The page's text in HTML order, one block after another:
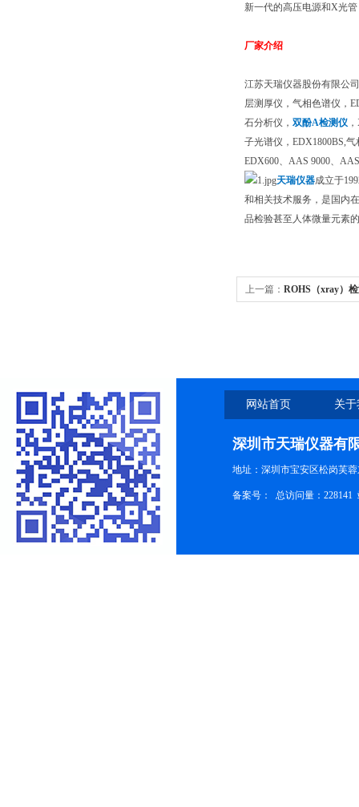
新一代的高压电源和X光
厂家介绍
江苏天瑞仪器股份有限公
层测厚仪，气相色谱仪，
石分析仪， 双酚A检测仪
子光谱仪，EDX1800BS,
EDX600、AAS 9000、
天瑞仪器成立于
和相关技术服务，是国内
品检验甚至人体微量元素
上一篇： ROHS（xray）
网站首页 关
深圳市天瑞仪器有
地址：深圳市宝安区松岗芙
备案号： 总访问量：228141